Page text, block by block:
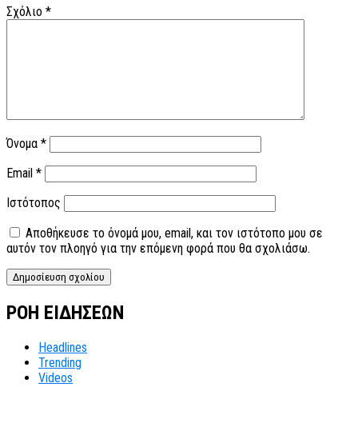
Σχόλιο *
Όνομα *
Email *
Ιστότοπος
Αποθήκευσε το όνομά μου, email, και τον ιστότοπο μου σε
αυτόν τον πλοηγό για την επόμενη φορά που θα σχολιάσω.
ΡΟΗ ΕΙΔΗΣΕΩΝ
Headlines
Trending
Videos